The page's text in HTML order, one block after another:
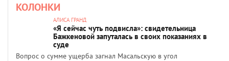
КОЛОНКИ
АЛИСА ГРАНД
«Я сейчас чуть подвисла»: свидетельница
Бажкеновой запуталась в своих показаниях в
суде
Вопрос о сумме ущерба загнал Масальскую в угол